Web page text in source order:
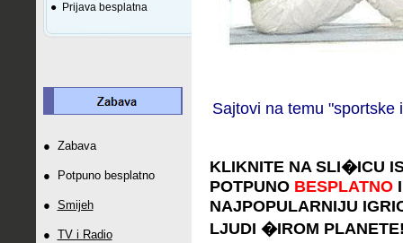
● Prijava besplatna
● Zabava
● Potpuno besplatno
● Smijeh
● TV i Radio
Sajtovi na temu "sportske
KLIKNITE NA SLI�ICU
POTPUNO BESPLATNOI
NAJPOPULARNIJU
LJUDI �IROM